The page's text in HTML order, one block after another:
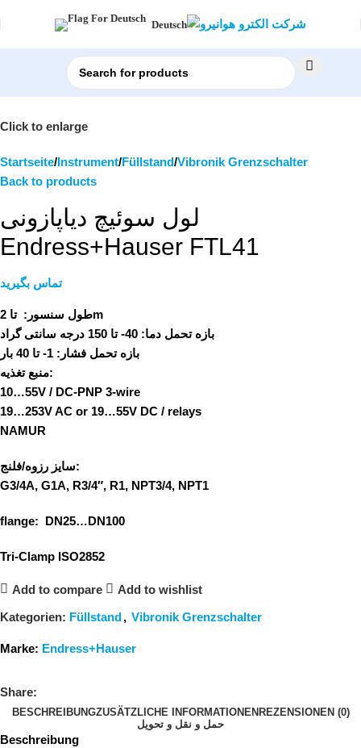
Deutsch
Click to enlarge
Startseite Instrument Füllstand Vibronik Grenzschalter
Back to products
لول سوئیچ دیاپازونی
Endress+Hauser FTL41
تماس بگیرید
طول سنسور:تا 2m
بازه تحمل دما: 40- تا 150 درجه سانتی گراد
بازه تحمل فشار: 1- تا 40 بار
منبع تغذیه:
10…55V / DC-PNP 3-wire
19…253V AC or 19…55V DC / relays
NAMUR
سایز رزوه/فلنج:
G3/4A, G1A, R3/4″, R1, NPT3/4, NPT1
flange: DN25…DN100
Tri-Clamp ISO2852
Add to compare Add to wishlist
Kategorien: Füllstand, Vibronik Grenzschalter
Marke: Endress+Hauser
Share:
BESCHREIBUNGZUSÄTZLICHE INFORMATIONEN REZENSIONEN (0)
حمل و نقل و تحویل
Beschreibung